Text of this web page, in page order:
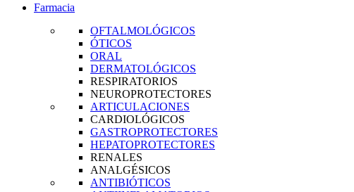
Farmacia
OFTALMOLÓGICOS
ÓTICOS
ORAL
DERMATOLÓGICOS
RESPIRATORIOS
NEUROPROTECTORES
ARTICULACIONES
CARDIOLÓGICOS
GASTROPROTECTORES
HEPATOPROTECTORES
RENALES
ANALGÉSICOS
ANTIBIÓTICOS